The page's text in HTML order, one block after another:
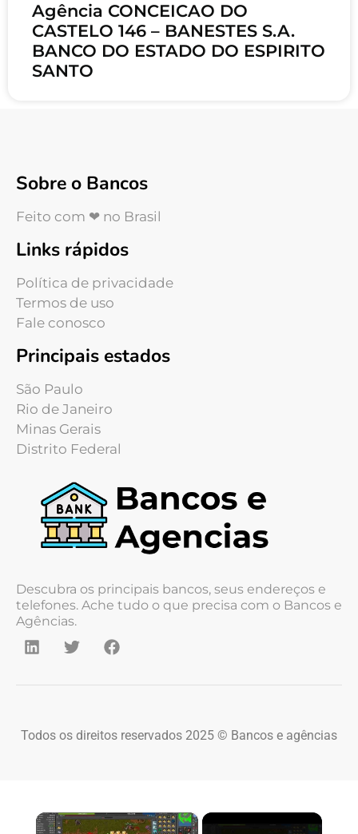
Agência CONCEICAO DO
CASTELO 146 – BANESTES S.A.
BANCO DO ESTADO DO ESPIRITO
SANTO
Sobre o Bancos
Feito com ❤ no Brasil
Links rápidos
Política de privacidade
Termos de uso
Fale conosco
Principais estados
São Paulo
Rio de Janeiro
Minas Gerais
Distrito Federal
Descubra os principais bancos, seus endereços e
telefones. Ache tudo o que precisa com o Bancos e
Agências.
Todos os direitos reservados 2025 © Bancos e agências
×